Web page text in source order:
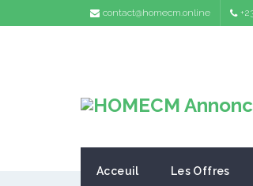
contact@homecm.online
Acceuil Les Offres